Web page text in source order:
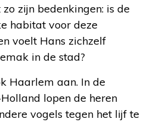
zijn bedenkingen: is de
habitat voor deze
voelt Hans zichzelf
in de stad?
Haarlem aan. In de
lopen de heren
vogels tegen het lijf te